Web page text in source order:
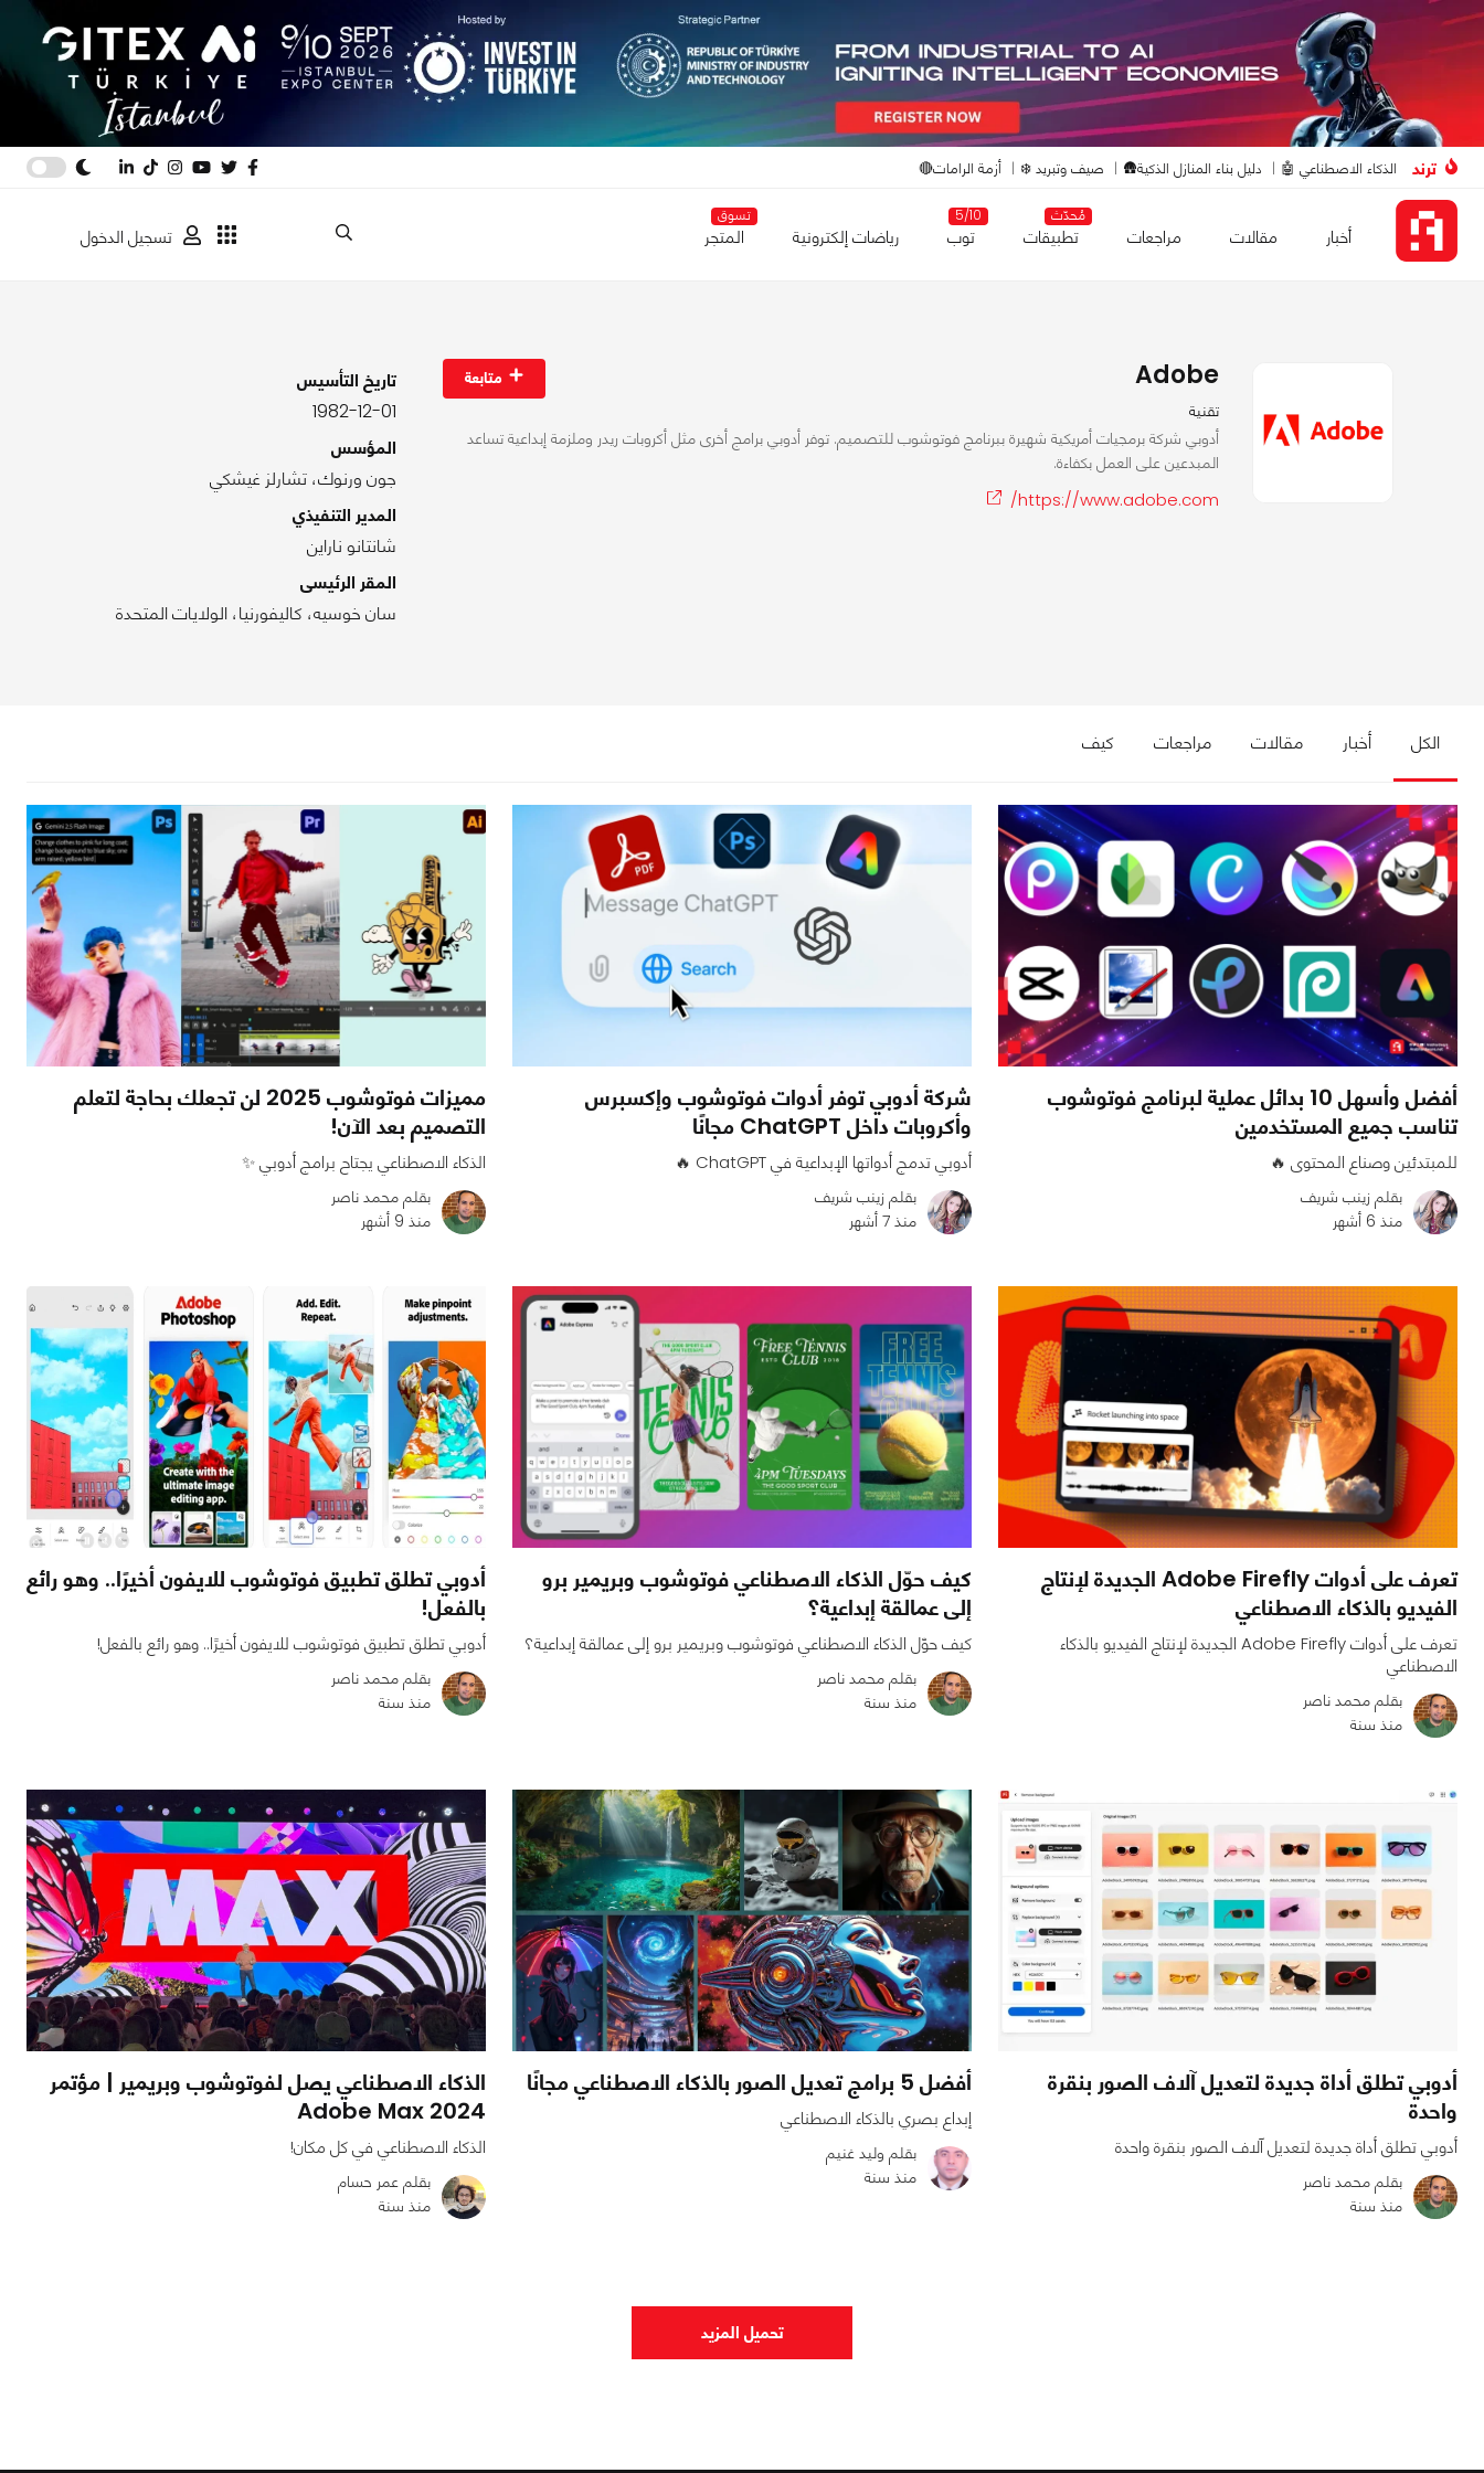
ترند الذكاء الاصطناعي 🤖 دليل بناء المنازل الذكية🛖 صيف وتبريد ❄️ أزمة الرامات🔴
أخبار مقالات مراجعات
مُحدّث
تطبيقات
5/10
توب رياضات إلكترونية
تسوق
المتجر تسجيل الدخول
Adobe
تقنية
متابعة
أدوبي شركة برمجيات أمريكية شهيرة ببرنامج فوتوشوب للتصميم. توفر أدوبي برامج أخرى مثل أكروبات ريدر وملزمة إبداعية تساعد
المبدعين على العمل بكفاءة.
https://www.adobe.com/
تاريخ التأسيس
1982-12-01
المؤسس
جون ورنوك، تشارلز غيشكي
المدير التنفيذي
شانتانو ناراين
المقر الرئيسى
سان خوسيه، كاليفورنيا، الولايات المتحدة
الكل أخبار مقالات مراجعات كيف
12014
0
0
أفضل وأسهل 10 بدائل عملية لبرنامج فوتوشوب
تناسب جميع المستخدمين
للمبتدئين وصناع المحتوى 🔥
بقلم زينب شريف
منذ 6 أشهر
0
شركة أدوبي توفر أدوات فوتوشوب وإكسبرس
وأكروبات داخل ChatGPT مجانًا
أدوبي تدمج أدواتها الإبداعية في ChatGPT 🔥
بقلم زينب شريف
منذ 7 أشهر
1497
0
مميزات فوتوشوب 2025 لن تجعلك بحاجة لتعلم
التصميم بعد الآن!
الذكاء الاصطناعي يجتاح برامج أدوبي ✨
بقلم محمد ناصر
منذ 9 أشهر
تعرف على أدوات Adobe Firefly الجديدة لإنتاج
الفيديو بالذكاء الاصطناعي
تعرف على أدوات Adobe Firefly الجديدة لإنتاج الفيديو بالذكاء
الاصطناعي
بقلم محمد ناصر
منذ سنة
1316
0
0
كيف حوّل الذكاء الاصطناعي فوتوشوب وبريمير برو
إلى عمالقة إبداعية؟
كيف حوّل الذكاء الاصطناعي فوتوشوب وبريمير برو إلى عمالقة إبداعية؟
بقلم محمد ناصر
منذ سنة
1612
0
0
أدوبي تطلق تطبيق فوتوشوب للايفون أخيرًا.. وهو رائع
بالفعل!
أدوبي تطلق تطبيق فوتوشوب للايفون أخيرًا.. وهو رائع بالفعل!
بقلم محمد ناصر
منذ سنة
أدوبي تطلق أداة جديدة لتعديل آلاف الصور بنقرة
واحدة
أدوبي تطلق أداة جديدة لتعديل آلاف الصور بنقرة واحدة
بقلم محمد ناصر
منذ سنة
أفضل 5 برامج تعديل الصور بالذكاء الاصطناعي مجانًا
إبداع بصري بالذكاء الاصطناعي
بقلم وليد غنيم
منذ سنة
الذكاء الاصطناعي يصل لفوتوشوب وبريمير | مؤتمر
Adobe Max 2024
الذكاء الاصطناعي في كل مكان!
بقلم عمر حسام
منذ سنة
تحميل المزيد